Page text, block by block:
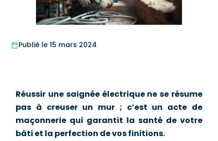
Publié le 15 mars 2024
Réussir une saignée électrique ne se résume
pas à creuser un mur ; c’est un acte de
maçonnerie qui garantit la santé de votre
bâti et la perfection de vos finitions.